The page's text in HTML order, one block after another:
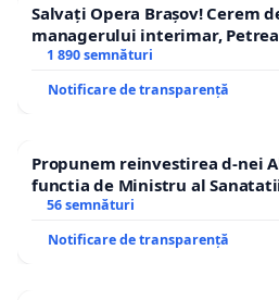
Salvați Opera Brașov! Cerem
managerului interimar,
1 890 semnături
Notificare de transparență
Propunem reinvestirea d-nei
functia de Ministru al
56 semnături
Notificare de transparență